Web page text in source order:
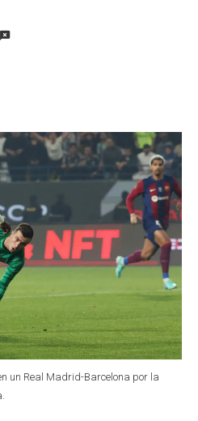
un Real Madrid-Barcelona por la